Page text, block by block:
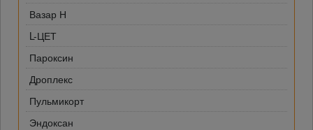
Вазар Н
L-ЦЕТ
Пароксин
Дроплекс
Пульмикорт
Эндоксан